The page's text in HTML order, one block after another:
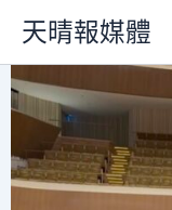
主
要
內
天晴報媒體